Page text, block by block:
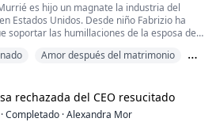
un magnate la industria del
Estados Unidos. Desde niño Fabrizio ha
soportar las humillaciones de la esposa de
muchas veces el sufrimiento de su madre
mayores, y desea poder algún día vengarse
pa...
Amor después del matrimonio
rechazada del CEO resucitado
·Completado ·Alexandra Mor